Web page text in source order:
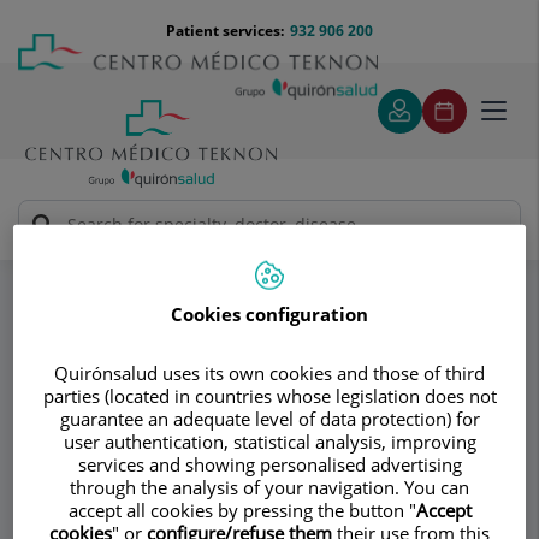
content
Menú
teléfono
cabecera
932 906 200
Patient services:
Servicio de Aparato Digestivo
Preguntas más frecuentes
¿Quién tiene riesgo de presentar incontinencia anal tras
Consultation area
Sd Servicio de Aparato
Digestivo
Cookies configuration
Quirónsalud uses its own cookies and those of third
parties (located in countries whose legislation does not
guarantee an adequate level of data protection) for
user authentication, statistical analysis, improving
services and showing personalised advertising
through the analysis of your navigation. You can
accept all cookies by pressing the button "Accept
cookies" or configure/refuse them their use from this